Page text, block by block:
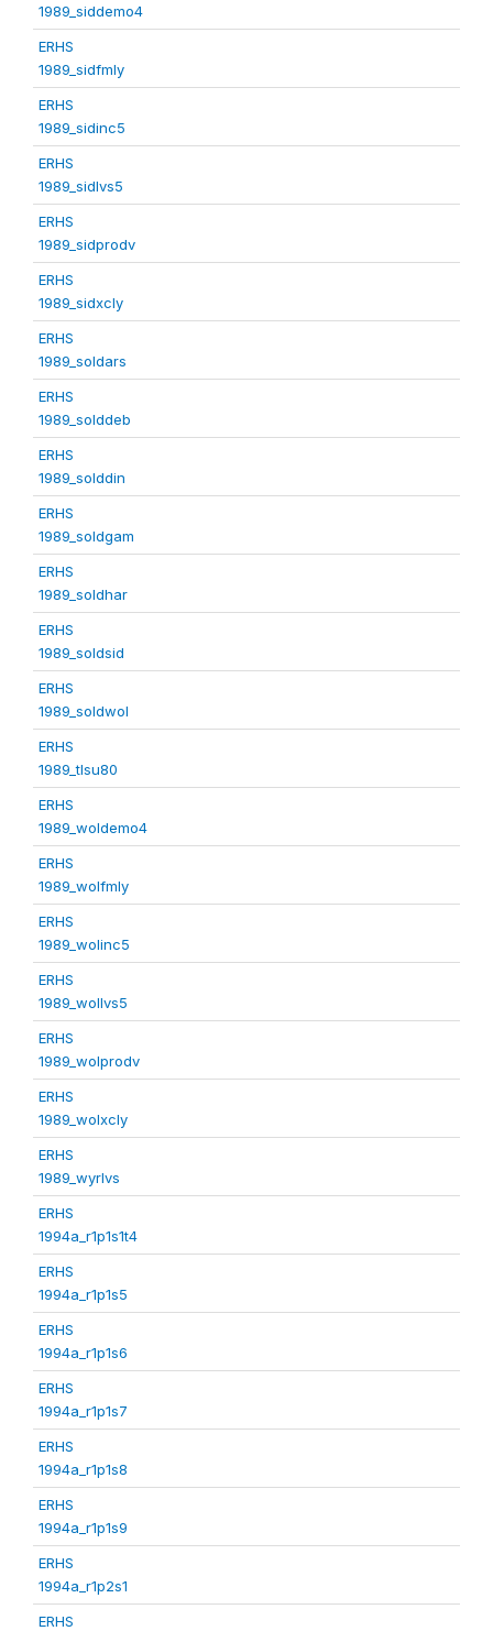
1989_siddemo4
ERHS
1989_sidfmly
ERHS
1989_sidinc5
ERHS
1989_sidlvs5
ERHS
1989_sidprodv
ERHS
1989_sidxcly
ERHS
1989_soldars
ERHS
1989_solddeb
ERHS
1989_solddin
ERHS
1989_soldgam
ERHS
1989_soldhar
ERHS
1989_soldsid
ERHS
1989_soldwol
ERHS
1989_tlsu80
ERHS
1989_woldemo4
ERHS
1989_wolfmly
ERHS
1989_wolinc5
ERHS
1989_wollvs5
ERHS
1989_wolprodv
ERHS
1989_wolxcly
ERHS
1989_wyrlvs
ERHS
1994a_r1p1s1t4
ERHS
1994a_r1p1s5
ERHS
1994a_r1p1s6
ERHS
1994a_r1p1s7
ERHS
1994a_r1p1s8
ERHS
1994a_r1p1s9
ERHS
1994a_r1p2s1
ERHS